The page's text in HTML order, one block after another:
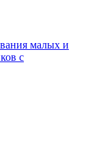
малых и
с